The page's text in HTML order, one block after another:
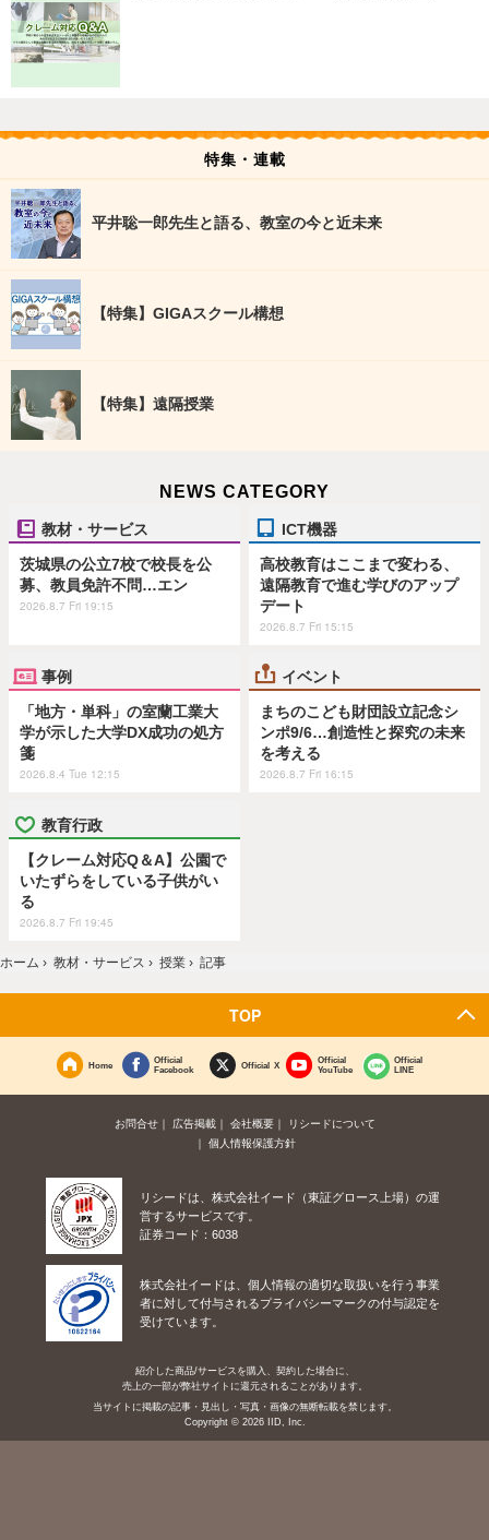
特集・連載
平井聡一郎先生と語る、教室の今と近未来
【特集】GIGAスクール構想
【特集】遠隔授業
NEWS CATEGORY
教材・サービス
茨城県の公立7校で校長を公
募、教員免許不問…エン
2026.8.7 Fri 19:15
ICT機器
高校教育はここまで変わる、
遠隔教育で進む学びのアップ
デート
2026.8.7 Fri 15:15
事例
「地方・単科」の室蘭工業大
学が示した大学DX成功の処方
箋
2026.8.4 Tue 12:15
イベント
まちのこども財団設立記念シ
ンポ9/6…創造性と探究の未来
を考える
2026.8.7 Fri 16:15
教育行政
【クレーム対応Q＆A】公園で
いたずらをしている子供がい
る
2026.8.7 Fri 19:45
ホーム › 教材・サービス › 授業 › 記事
TOP
Home
Official
Facebook
Official X
Official
YouTube
Official
LINE
お問合せ 広告掲載 会社概要
リシードについて
個人情報保護方針
リシードは、株式会社イード（東証グロース上場）の運
営するサービスです。
証券コード：6038
株式会社イードは、個人情報の適切な取扱いを行う事業
者に対して付与されるプライバシーマークの付与認定を
受けています。
紹介した商品/サービスを購入、契約した場合に、
売上の一部が弊社サイトに還元されることがあります。
当サイトに掲載の記事・見出し・写真・画像の無断転載を禁じます。
Copyright © 2026 IID, Inc.